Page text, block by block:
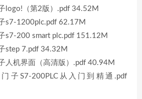
logo!（第2版）.pdf 34.52M
s7-1200plc.pdf 62.17M
s7-200 smart plc.pdf 151.12M
step 7.pdf 34.32M
人机界面（高清版）.pdf 40.94M
子S7-200PLC从入门到精通.pdf